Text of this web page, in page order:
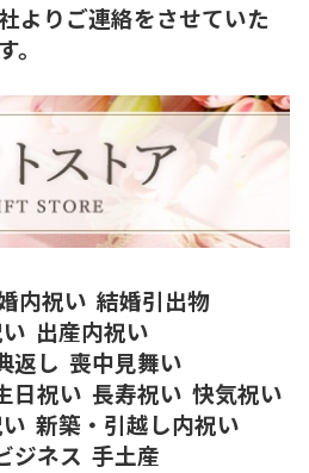
よりご連絡をさせていた
内祝い 結婚引出物
出産内祝い
返し 喪中見舞い
日祝い 長寿祝い 快気祝い
新築・引越し内祝い
ジネス 手土産